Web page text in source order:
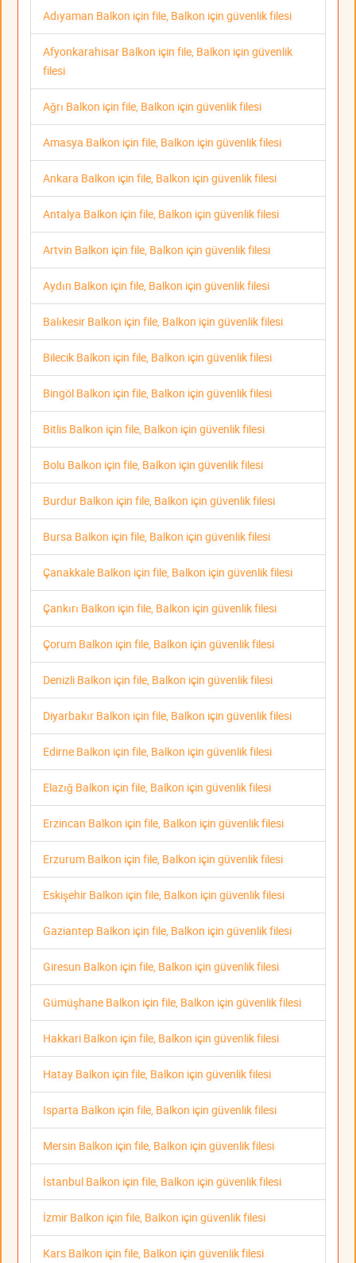
Adıyaman Balkon için file, Balkon için güvenlik filesi
Afyonkarahisar Balkon için file, Balkon için güvenlik
filesi
Ağrı Balkon için file, Balkon için güvenlik filesi
Amasya Balkon için file, Balkon için güvenlik filesi
Ankara Balkon için file, Balkon için güvenlik filesi
Antalya Balkon için file, Balkon için güvenlik filesi
Artvin Balkon için file, Balkon için güvenlik filesi
Aydın Balkon için file, Balkon için güvenlik filesi
Balıkesir Balkon için file, Balkon için güvenlik filesi
Bilecik Balkon için file, Balkon için güvenlik filesi
Bingöl Balkon için file, Balkon için güvenlik filesi
Bitlis Balkon için file, Balkon için güvenlik filesi
Bolu Balkon için file, Balkon için güvenlik filesi
Burdur Balkon için file, Balkon için güvenlik filesi
Bursa Balkon için file, Balkon için güvenlik filesi
Çanakkale Balkon için file, Balkon için güvenlik filesi
Çankırı Balkon için file, Balkon için güvenlik filesi
Çorum Balkon için file, Balkon için güvenlik filesi
Denizli Balkon için file, Balkon için güvenlik filesi
Diyarbakır Balkon için file, Balkon için güvenlik filesi
Edirne Balkon için file, Balkon için güvenlik filesi
Elazığ Balkon için file, Balkon için güvenlik filesi
Erzincan Balkon için file, Balkon için güvenlik filesi
Erzurum Balkon için file, Balkon için güvenlik filesi
Eskişehir Balkon için file, Balkon için güvenlik filesi
Gaziantep Balkon için file, Balkon için güvenlik filesi
Giresun Balkon için file, Balkon için güvenlik filesi
Gümüşhane Balkon için file, Balkon için güvenlik filesi
Hakkari Balkon için file, Balkon için güvenlik filesi
Hatay Balkon için file, Balkon için güvenlik filesi
Isparta Balkon için file, Balkon için güvenlik filesi
Mersin Balkon için file, Balkon için güvenlik filesi
İstanbul Balkon için file, Balkon için güvenlik filesi
İzmir Balkon için file, Balkon için güvenlik filesi
Kars Balkon için file, Balkon için güvenlik filesi